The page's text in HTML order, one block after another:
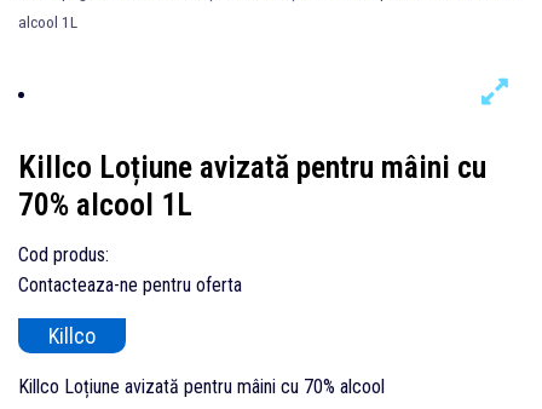
alcool 1L
Killco Loțiune avizată pentru mâini cu
70% alcool 1L
Cod produs:
Contacteaza-ne pentru oferta
Killco
Killco Loțiune avizată pentru mâini cu 70% alcool